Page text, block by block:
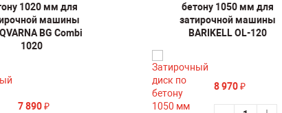
1020 мм для
машины
BG Combi
1020
7 890 ₽
бетону 1050 мм для
затирочной машины
BARIKELL OL-120
8 970 ₽